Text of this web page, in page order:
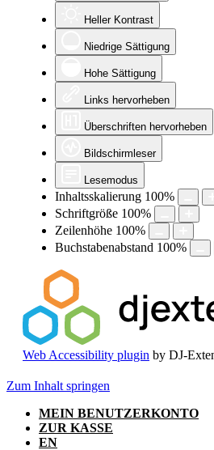
Heller Kontrast
Niedrige Sättigung
Hohe Sättigung
Links hervorheben
Überschriften hervorheben
Bildschirmleser
Lesemodus
Inhaltsskalierung 100%
Schriftgröße 100%
Zeilenhöhe 100%
Buchstabenabstand 100%
Web Accessibility plugin by DJ-
Zum Inhalt springen
MEIN BENUTZERKONTO
ZUR KASSE
EN